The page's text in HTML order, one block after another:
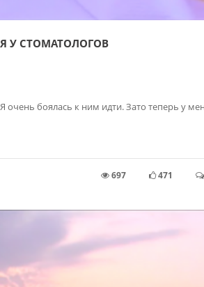
Я У СТОМАТОЛОГОВ
Я очень боялась к ним идти. Зато теперь у
697 471